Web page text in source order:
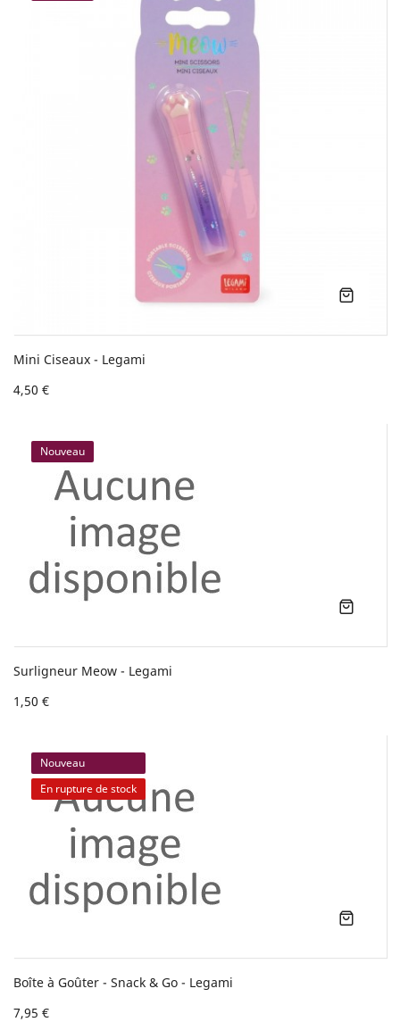
Mini Ciseaux - Legami
4,50 €
Nouveau
Surligneur Meow - Legami
1,50 €
Nouveau
En rupture de stock
Boîte à Goûter - Snack & Go - Legami
7,95 €